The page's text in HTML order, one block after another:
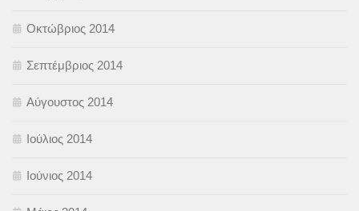
Οκτώβριος 2014
Σεπτέμβριος 2014
Αύγουστος 2014
Ιούλιος 2014
Ιούνιος 2014